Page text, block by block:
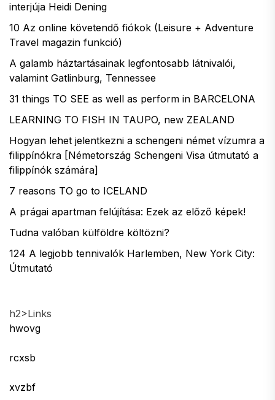
interjúja Heidi Dening
10 Az online követendő fiókok (Leisure + Adventure
Travel magazin funkció)
A galamb háztartásainak legfontosabb látnivalói,
valamint Gatlinburg, Tennessee
31 things TO SEE as well as perform in BARCELONA
LEARNING TO FISH IN TAUPO, new ZEALAND
Hogyan lehet jelentkezni a schengeni német vízumra a
filippínókra [Németország Schengeni Visa útmutató a
filippínók számára]
7 reasons TO go to ICELAND
A prágai apartman felújítása: Ezek az előző képek!
Tudna valóban külföldre költözni?
124 A legjobb tennivalók Harlemben, New York City:
Útmutató
h2>Links
hwovg
rcxsb
xvzbf